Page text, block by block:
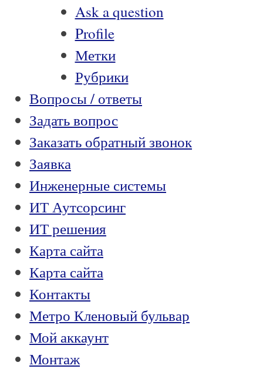
Ask a question
Profile
Метки
Рубрики
Вопросы / ответы
Задать вопрос
Заказать обратный звонок
Заявка
Инженерные системы
ИТ Аутсорсинг
ИТ решения
Карта сайта
Карта сайта
Контакты
Метро Кленовый бульвар
Мой аккаунт
Монтаж